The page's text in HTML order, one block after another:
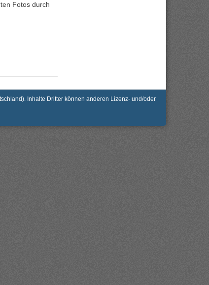
Fotos durch
Inhalte Dritter können anderen Lizenz- und/oder